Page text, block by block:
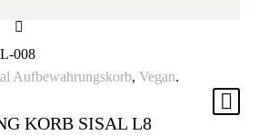
008
Aufbewahrungskorb, Vegan.
KORB SISAL L8